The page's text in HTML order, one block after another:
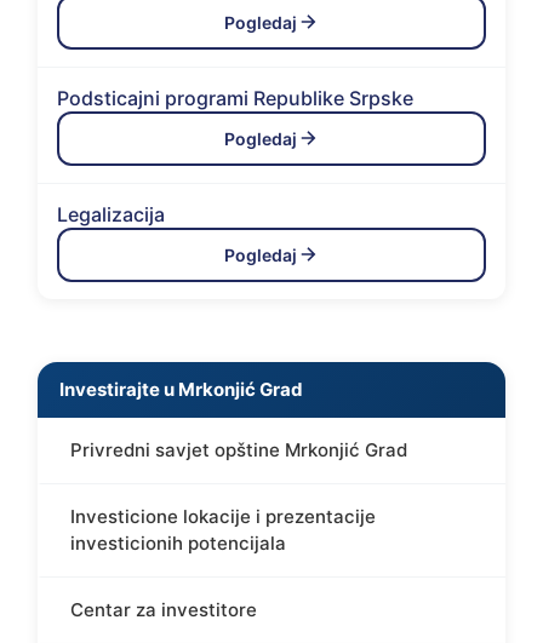
Pogledaj
Podsticajni programi Republike Srpske
Pogledaj
Legalizacija
Pogledaj
Investirajte u Mrkonjić Grad
Privredni savjet opštine Mrkonjić Grad
Investicione lokacije i prezentacije
investicionih potencijala
Centar za investitore